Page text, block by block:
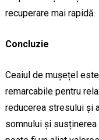
recuperare mai rapidă.
Concluzie
Ceaiul de mușețel
remarcabile pentru
reducerea stresului și
somnului și